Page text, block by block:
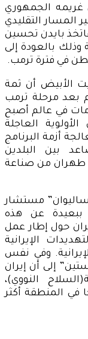
غريمه الجمهوري
المسار التقليدي
بايدن تحسين
بالعودة إلى
في فترة ترمب.
الأبيض أن ثمة
بعد مرحلة ترمب
في عالم أصبح
العاجلة
أزمة البرنامج
بين البلدين
طهران من صناعة
ساليوان” مستشار
ببعيدة عن هذه
حول إطار عمل
الإيرانية
وفي نفس
إلى أن إيران
النووي)،
في المنطقة أكثر